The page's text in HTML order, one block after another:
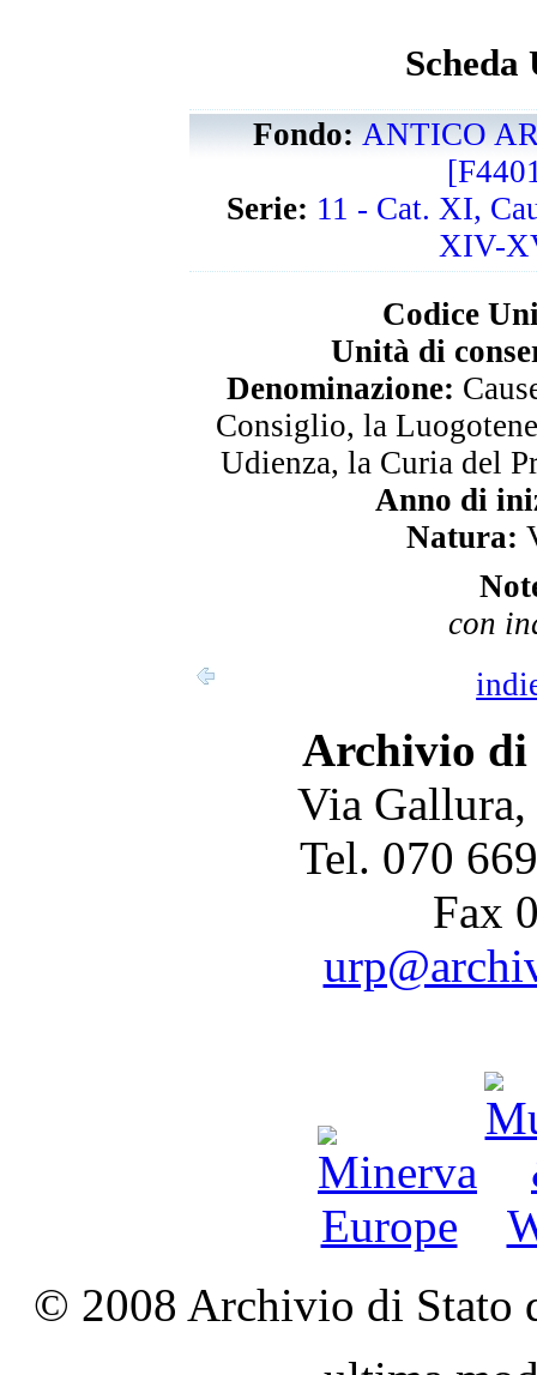
Scheda
Fondo:ANTICO
Serie: 11 - Cat. XI,
XIV-
Codice
Unità di
Denominazione:
Consiglio, la
Udienza, la Curia del
Anno di
Natura:
con
Archivio
Via
Tel. 070
Fax
© 2008 Archivio di Stato